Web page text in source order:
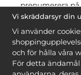
prenumerera
ner många
när du handlar
är
Vi skräddarsyr din
Vi använder
och för hålla våra
För detta